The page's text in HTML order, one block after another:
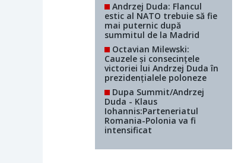
Andrzej Duda: Flancul
estic al NATO trebuie să fie
mai puternic după
summitul de la Madrid
Octavian Milewski:
Cauzele și consecințele
victoriei lui Andrzej Duda în
prezidențialele poloneze
Dupa Summit/Andrzej
Duda - Klaus
Iohannis:Parteneriatul
Romania-Polonia va fi
intensificat